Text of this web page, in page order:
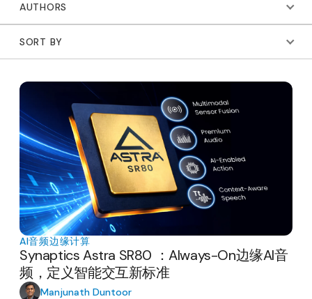
AUTHORS
SORT BY
AI音频边缘计算
Synaptics Astra SR80 ：Always-On边缘AI音
频，定义智能交互新标准
Manjunath Duntoor